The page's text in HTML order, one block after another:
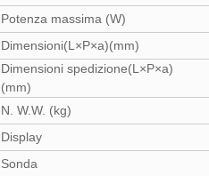
Potenza massima (W)
Dimensioni(L×P×a)(mm)
Dimensioni spedizione(L×P×a)
(mm)
N. W.W. (kg)
Display
Sonda